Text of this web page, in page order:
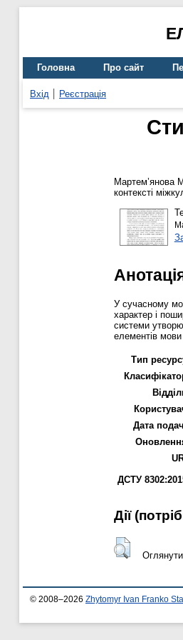
Головна Про сайт
Вхід Реєстрація
Мартем’янова
контексті
У сучасному
характер і
системи
елементів мови
Тип
Дата
ДСТУ
Дії
© 2008–2026 Zhytomyr Ivan Franko